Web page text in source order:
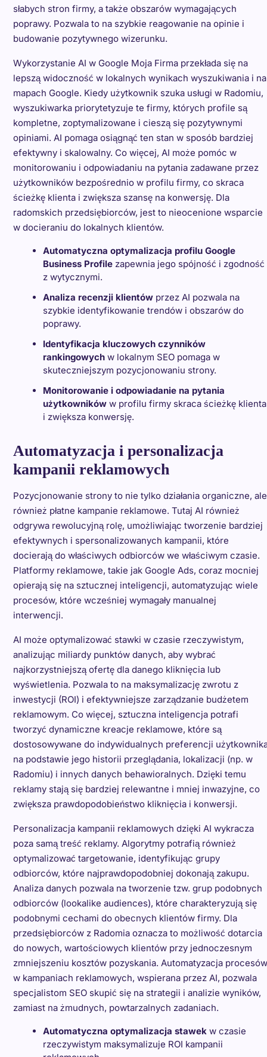
słabych stron firmy, a także obszarów wymagających
poprawy. Pozwala to na szybkie reagowanie na opinie i
budowanie pozytywnego wizerunku.
Wykorzystanie AI w Google Moja Firma przekłada się na
lepszą widoczność w lokalnych wynikach wyszukiwania i na
mapach Google. Kiedy użytkownik szuka usługi w Radomiu,
wyszukiwarka priorytetyzuje te firmy, których profile są
kompletne, zoptymalizowane i cieszą się pozytywnymi
opiniami. AI pomaga osiągnąć ten stan w sposób bardziej
efektywny i skalowalny. Co więcej, AI może pomóc w
monitorowaniu i odpowiadaniu na pytania zadawane przez
użytkowników bezpośrednio w profilu firmy, co skraca
ścieżkę klienta i zwiększa szansę na konwersję. Dla
radomskich przedsiębiorców, jest to nieocenione wsparcie
w docieraniu do lokalnych klientów.
Automatyczna optymalizacja profilu Google
Business Profilezapewnia jego spójność i zgodność
z wytycznymi.
Analiza recenzji klientówprzez AI pozwala na
szybkie identyfikowanie trendów i obszarów do
poprawy.
Identyfikacja kluczowych czynników
rankingowychw lokalnym SEO pomaga w
skuteczniejszym pozycjonowaniu strony.
Monitorowanie i odpowiadanie na pytania
użytkownikóww profilu firmy skraca ścieżkę klienta
i zwiększa konwersję.
Automatyzacja i personalizacja
kampanii reklamowych
Pozycjonowanie strony to nie tylko działania organiczne, ale
również płatne kampanie reklamowe. Tutaj AI również
odgrywa rewolucyjną rolę, umożliwiając tworzenie bardziej
efektywnych i spersonalizowanych kampanii, które
docierają do właściwych odbiorców we właściwym czasie.
Platformy reklamowe, takie jak Google Ads, coraz mocniej
opierają się na sztucznej inteligencji, automatyzując wiele
procesów, które wcześniej wymagały manualnej
interwencji.
AI może optymalizować stawki w czasie rzeczywistym,
analizując miliardy punktów danych, aby wybrać
najkorzystniejszą ofertę dla danego kliknięcia lub
wyświetlenia. Pozwala to na maksymalizację zwrotu z
inwestycji (ROI) i efektywniejsze zarządzanie budżetem
reklamowym. Co więcej, sztuczna inteligencja potrafi
tworzyć dynamiczne kreacje reklamowe, które są
dostosowywane do indywidualnych preferencji
na podstawie jego historii przeglądania, lokalizacji (np. w
Radomiu) i innych danych behawioralnych. Dzięki temu
reklamy stają się bardziej relewantne i mniej inwazyjne, co
zwiększa prawdopodobieństwo kliknięcia i konwersji.
Personalizacja kampanii reklamowych dzięki AI wykracza
poza samą treść reklamy. Algorytmy potrafią również
optymalizować targetowanie, identyfikując grupy
odbiorców, które najprawdopodobniej dokonają zakupu.
Analiza danych pozwala na tworzenie tzw. grup podobnych
odbiorców (lookalike audiences), które charakteryzują się
podobnymi cechami do obecnych klientów firmy. Dla
przedsiębiorców z Radomia oznacza to możliwość dotarcia
do nowych, wartościowych klientów przy jednoczesnym
zmniejszeniu kosztów pozyskania. Automatyzacja procesów
w kampaniach reklamowych, wspierana przez AI, pozwala
specjalistom SEO skupić się na strategii i analizie wyników,
zamiast na żmudnych, powtarzalnych zadaniach.
Automatyczna optymalizacja stawekw czasie
rzeczywistym maksymalizuje ROI kampanii